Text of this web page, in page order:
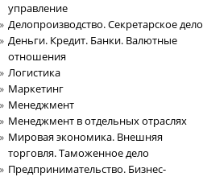
управление
Делопроизводство. Секретарское дело
Деньги. Кредит. Банки. Валютные
отношения
Логистика
Маркетинг
Менеджмент
Менеджмент в отдельных отраслях
Мировая экономика. Внешняя
торговля. Таможенное дело
Предпринимательство. Бизнес-